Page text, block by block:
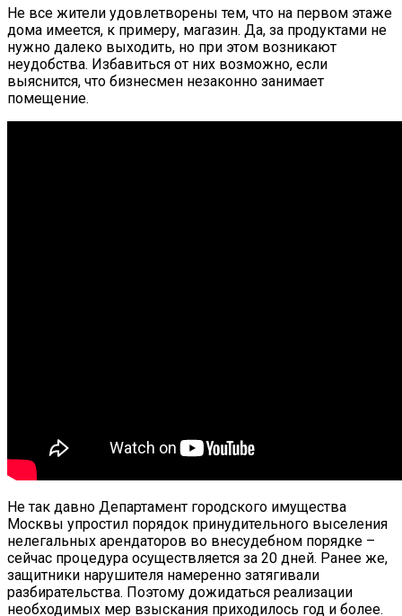
Не все жители удовлетворены тем, что на первом этаже
дома имеется, к примеру, магазин. Да, за продуктами не
нужно далеко выходить, но при этом возникают
неудобства. Избавиться от них возможно, если
выяснится, что бизнесмен незаконно занимает
помещение.
Не так давно Департамент городского имущества
Москвы упростил порядок принудительного выселения
нелегальных арендаторов во внесудебном порядке –
сейчас процедура осуществляется за 20 дней. Ранее же,
защитники нарушителя намеренно затягивали
разбирательства. Поэтому дожидаться реализации
необходимых мер взыскания приходилось год и более.